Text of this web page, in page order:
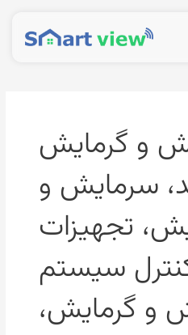
و گرمایش
سرمایش و
تجهیزات
سیستم
و گرمایش،